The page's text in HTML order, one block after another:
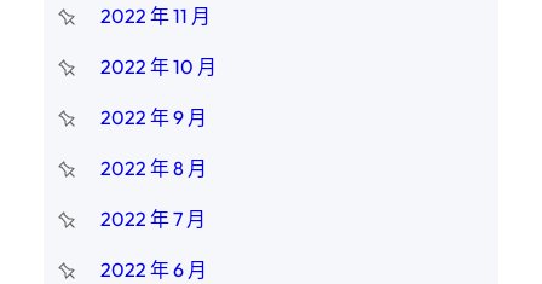
2022 年 11 月
2022 年 10 月
2022 年 9 月
2022 年 8 月
2022 年 7 月
2022 年 6 月